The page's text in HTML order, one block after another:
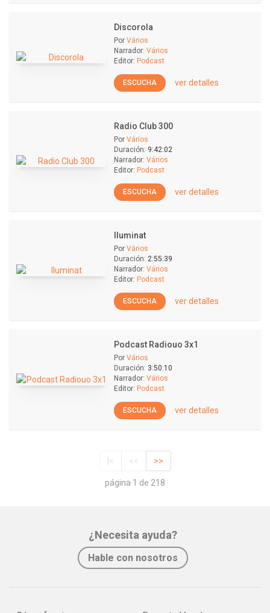
Discorola
Por Vários
Narrador: Vários
Editor: Podcast
ESCUCHA ver detalles
Radio Club 300
Por Vários
Duración: 9:42:02
Narrador: Vários
Editor: Podcast
ESCUCHA ver detalles
Iluminat
Por Vários
Duración: 2:55:39
Narrador: Vários
Editor: Podcast
ESCUCHA ver detalles
Podcast Radiouo 3x1
Por Vários
Duración: 3:50:10
Narrador: Vários
Editor: Podcast
ESCUCHA ver detalles
|< << >>
página 1 de 218
¿Necesita ayuda?
Hable con nosotros